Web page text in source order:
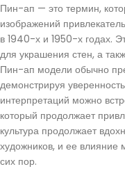
Пин-ап — это термин,
изображений
в 1940-х и 1950-х годах.
для украшения стен, а
Пин-ап модели обычно
демонстрируя
интерпретаций можно
который продолжает
культура продолжает
художников, и ее влияние
сих пор.